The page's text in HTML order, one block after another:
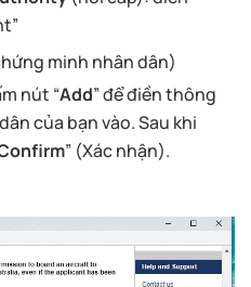
minh nhân dân)
nút “Add” để điền thông
của bạn vào. Sau khi
” (Xác nhận).